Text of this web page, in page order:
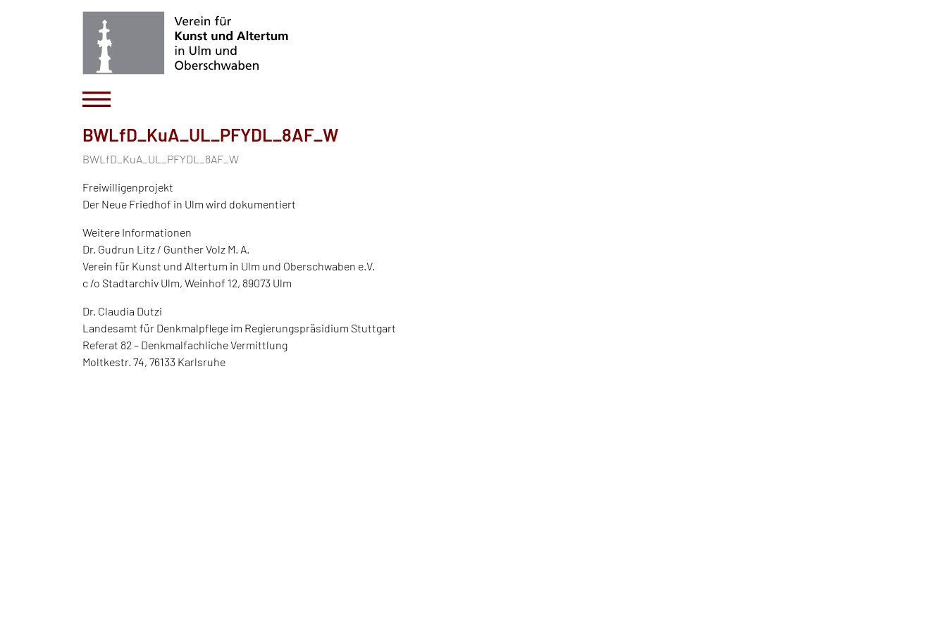
BWLfD_KuA_UL_PFYDL_8AF_W
BWLfD_KuA_UL_PFYDL_8AF_W
Freiwilligenprojekt
Der Neue Friedhof in Ulm wird dokumentiert
Weitere Informationen
Dr. Gudrun Litz / Gunther Volz M. A.
Verein für Kunst und Altertum in Ulm und Oberschwaben e.V.
c /o Stadtarchiv Ulm, Weinhof 12, 89073 Ulm
Dr. Claudia Dutzi
Landesamt für Denkmalpflege im Regierungspräsidium Stuttgart
Referat 82 – Denkmalfachliche Vermittlung
Moltkestr. 74, 76133 Karlsruhe